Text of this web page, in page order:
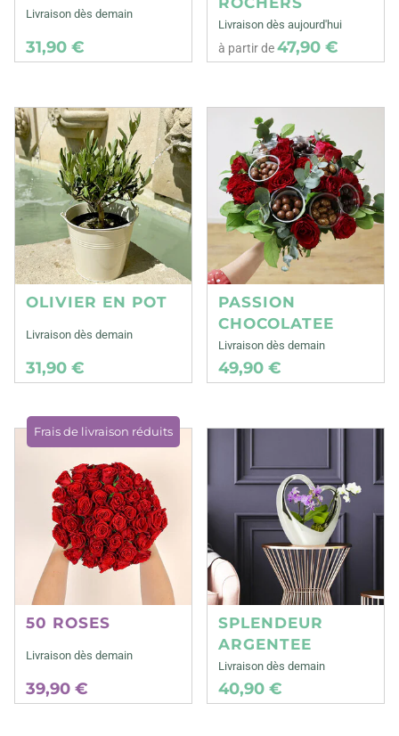
Livraison dès demain
31,90 €
Livraison dès aujourd'hui
à partir de47,90 €
OLIVIER EN POT
Livraison dès demain
31,90 €
PASSION
CHOCOLATEE
Livraison dès demain
49,90 €
Frais de livraison réduits
50 ROSES
Livraison dès demain
39,90 €
SPLENDEUR
ARGENTEE
Livraison dès demain
40,90 €